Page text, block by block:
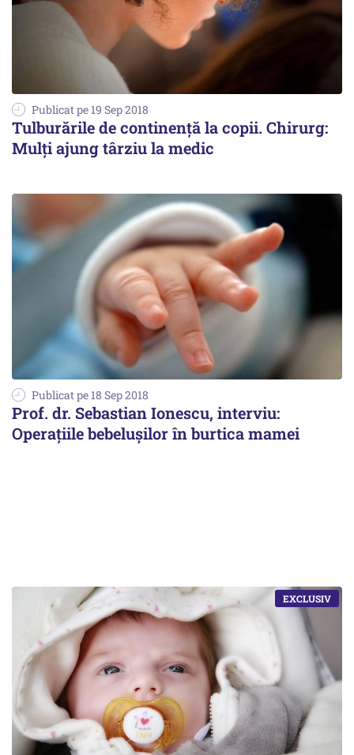
Publicat pe 19 Sep 2018
Tulburările de continență la copii. Chirurg:
Mulți ajung târziu la medic
Publicat pe 18 Sep 2018
Prof. dr. Sebastian Ionescu, interviu:
Operațiile bebelușilor în burtica mamei